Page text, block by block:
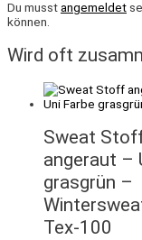
Du musstangemeldet
können.
Wird oft
Sweat
angeraut –
grasgrün –
Tex-100